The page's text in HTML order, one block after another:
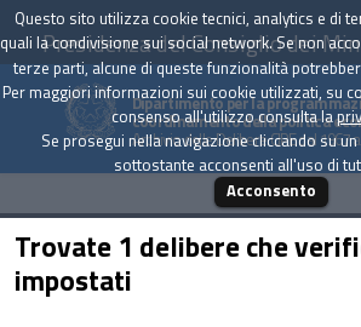
Presidenza del Consiglio dei
Dipartimento per la
coordinamento della politica
Archivio delle Delibere CIPE dal 1967
Trovate 1 delibere che
impostati
Questo sito utilizza cookie tecnici, analytics e di
quali la condivisione sui social network. Se non
terze parti, alcune di queste funzionalità
Per maggiori informazioni sui cookie utilizzati, su
consenso all'utilizzo consulta la
Se prosegui nella navigazione cliccando su
sottostante acconsenti all'uso di
Acconsento